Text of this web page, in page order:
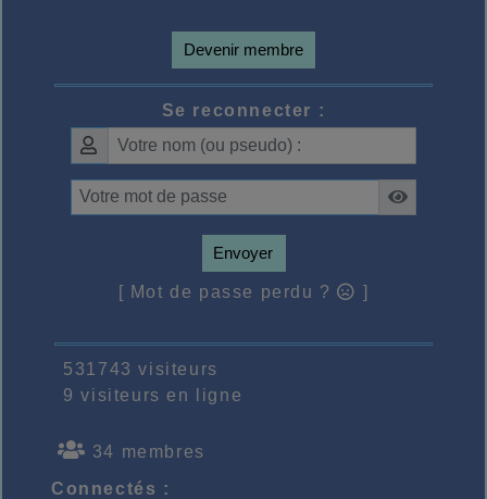
Devenir membre
Se reconnecter :
Envoyer
[ Mot de passe perdu ? ]
531743 visiteurs
9 visiteurs en ligne
34 membres
Connectés :